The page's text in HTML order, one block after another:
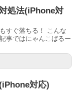
処法(iPhone対
すぐ落ちる！ こんな
事ではにゃんこばるー
対応)